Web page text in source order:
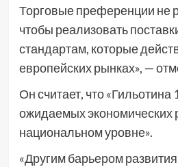
Торговые преференции не
чтобы реализовать
стандартам, которые
европейских рынках», —
Он считает, что «Гильотина
ожидаемых экономических
национальном уровне».
«Другим барьером